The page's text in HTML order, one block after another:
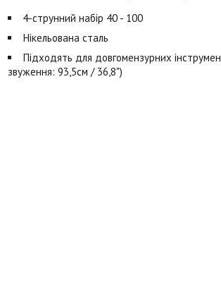
4-струнний набір 40 - 100
Нікельована сталь
Підходять для довгомензурних
звуження: 93,5см / 36,8")